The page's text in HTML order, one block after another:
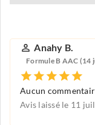
Anahy B.
Formule B AAC (14
Aucun
Avis laissé le 11